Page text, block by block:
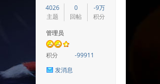
4026
主题
0
回帖
-9万
积分
管理员
积分
-99911
发消息